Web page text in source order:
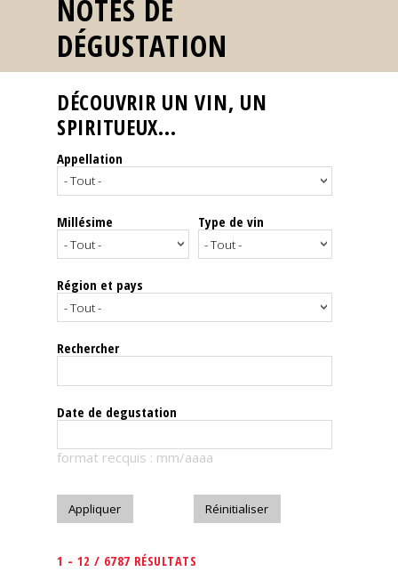
la
une
Reportages
Nos
Spiritueux
Notes
dégustation
Le
magazine
Télécharger
NOTES DE
DÉGUSTATION
DÉCOUVRIR UN VIN, UN
SPIRITUEUX...
Appellation
Millésime Type de vin
Région et pays
Rechercher
Date de degustation
format recquis : mm/aaaa
1 - 12 / 6787 RÉSULTATS